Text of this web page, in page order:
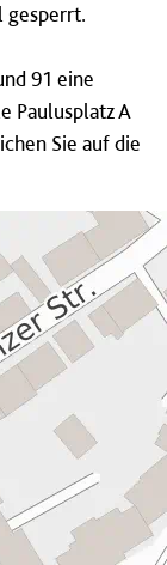
gesperrt.
91 eine
Paulusplatz A
Sie auf die